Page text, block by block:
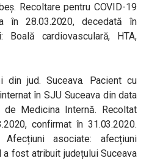
Recoltare pentru COVID-19
în 28.03.2020, decedată în
Boală cardiovasculară, HTA,
din jud. Suceava. Pacient cu
în SJU Suceava din data
Medicina Internă. Recoltat
confirmat în 31.03.2020.
asociate: afecțiuni
a fost atribuit județului Suceava